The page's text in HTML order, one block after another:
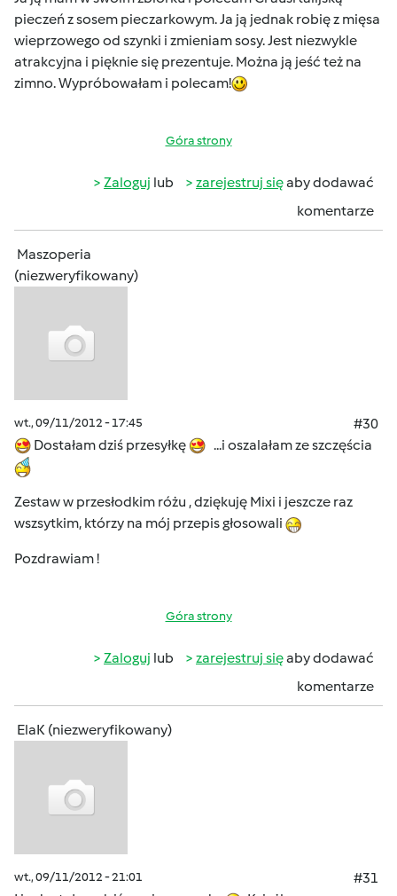
pieczeń z sosem pieczarkowym. Ja ją jednak robię z mięsa
wieprzowego od szynki i zmieniam sosy. Jest niezwykle
atrakcyjna i pięknie się prezentuje. Można ją jeść też na
zimno. Wypróbowałam i polecam!
Góra strony
Zaloguj lub zarejestruj sięaby dodawać
komentarze
Maszoperia
(niezweryfikowany)
wt., 09/11/2012 - 17:45
#30
Dostałam dziś przesyłkę
...i oszalałam ze szczęścia
Zestaw w przesłodkim różu , dziękuję Mixi i jeszcze raz
wszsytkim, którzy na mój przepis głosowali
Pozdrawiam !
Góra strony
Zaloguj lub zarejestruj sięaby dodawać
komentarze
ElaK (niezweryfikowany)
wt., 09/11/2012 - 21:01
#31